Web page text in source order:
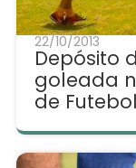
22/10/2013
Depósito
goleada
de